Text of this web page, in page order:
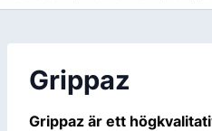
Grippaz
Grippaz är ett